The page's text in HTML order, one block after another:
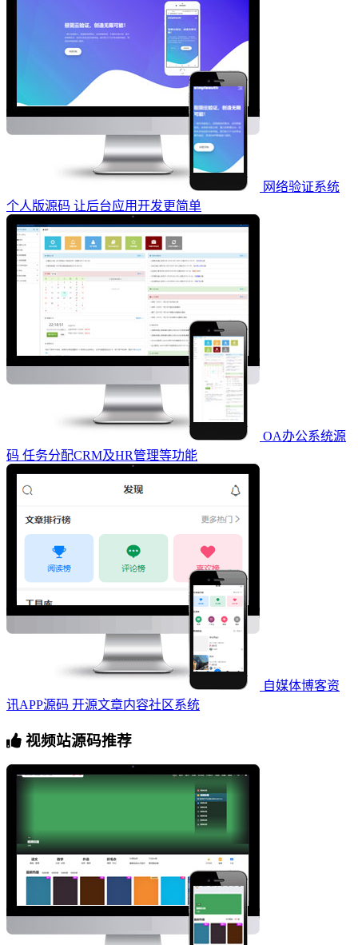
网络验证系统
个人版源码 让后台应用开发更简单
OA办公系统源
码 任务分配CRM及HR管理等功能
自媒体博客资
讯APP源码 开源文章内容社区系统
视频站源码推荐